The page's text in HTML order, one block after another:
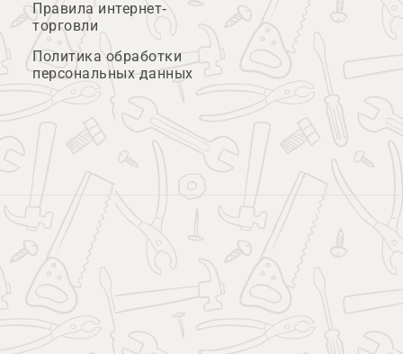
Правила интернет-
торговли
Политика обработки
персональных данных